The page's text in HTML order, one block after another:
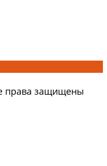
права защищены